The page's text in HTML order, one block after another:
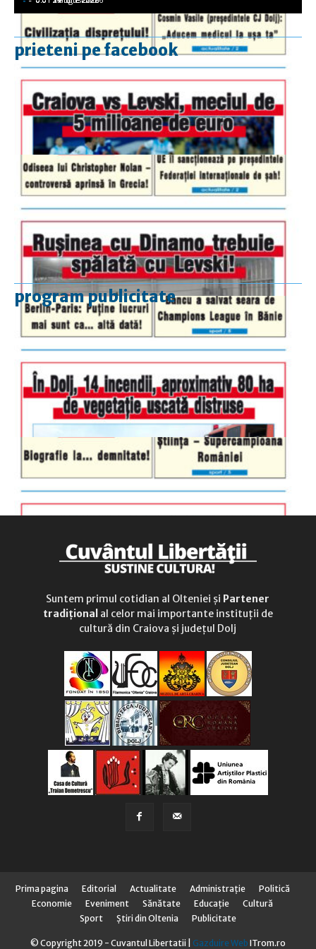
prieteni pe facebook
program publicitate
luni-vineri
9.00 - 17.00
duminică
9.00 - 12.00
Suntem primul cotidian al Olteniei și Partener
tradițional al celor mai importante instituții de
cultură din Craiova și județul Dolj
Prima pagina Editorial Actualitate Administraţie
Politică
Economie
Eveniment Sănătate Educaţie
Cultură
Sport
Știri din Oltenia Publicitate
© Copyright 2019 - Cuvantul Libertatii | Gazduire Web ITrom.ro